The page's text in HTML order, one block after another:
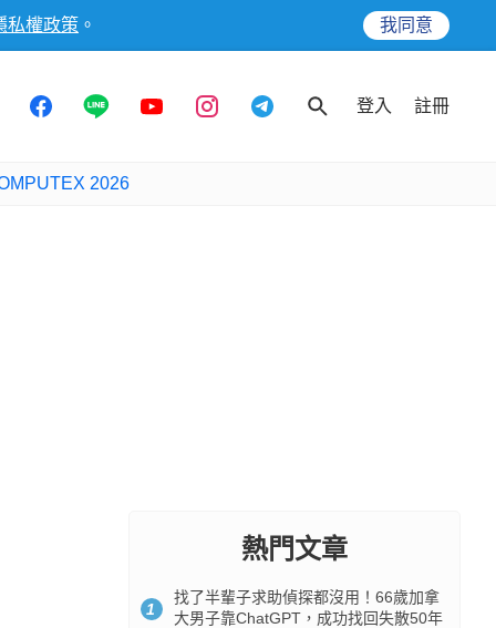
私權政策 。 我同意
登入 註冊
2026
熱門文章
1
找了半輩子求助偵探都沒用！66歲加拿
大男子靠ChatGPT，成功找回失散50年